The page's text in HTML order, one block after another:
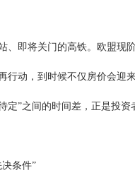
、即将关门的高铁。欧盟现
动，到时候不仅房价会迎
定”之间的时间差，正是投资
条件”